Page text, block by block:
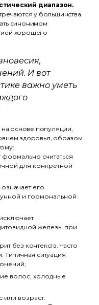
диапазон.
у большинства
синонимом
хорошего
И вот
важно уметь
основе популяции,
здоровья, образом
считаться
для конкретной
его
и гормональной
железы при
без контекста. Часто
Типичная ситуация:
волос, холодные
или возраст.